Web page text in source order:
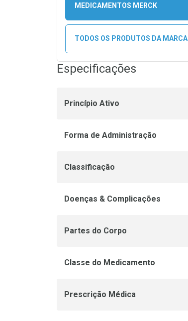
MEDICAMENTOS MERCK
TODOS OS PRODUTOS DA MARCA
Especificações
Princípio Ativo
Forma de Administração
Classificação
Doenças & Complicações
Partes do Corpo
Classe do Medicamento
Prescrição Médica